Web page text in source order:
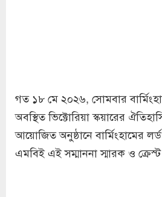
গত ১৮ মে ২০২৬, সোমবার
অবস্থিত ভিক্টোরিয়া স্কয়ারের
আয়োজিত অনুষ্ঠানে বার্মিংহামের
এমবিই এই সম্মাননা স্মারক ও